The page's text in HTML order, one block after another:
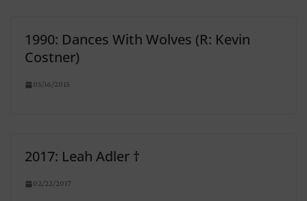
1990: Dances With Wolves (R: Kevin
Costner)
05/16/2015
2017: Leah Adler †
02/22/2017